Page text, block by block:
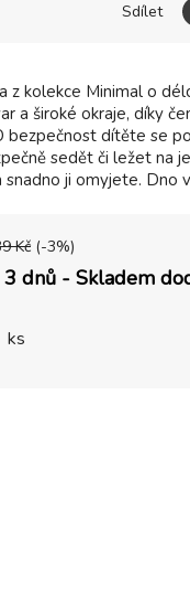
z kolekce Minimal o
a široké okraje, díky
bezpečnost dítěte se
sedět či ležet na
ji omyjete. Dno
Kč (-3%)
dnů - Skladem
ks
Sdílet